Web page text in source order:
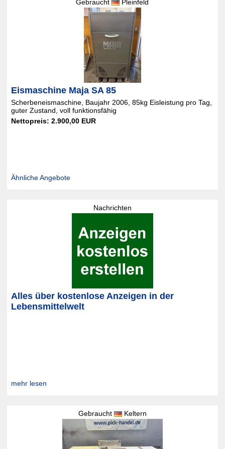
Gebraucht Pleinfeld
Eismaschine Maja SA 85
Scherbeneismaschine, Baujahr 2006, 85kg Eisleistung pro Tag,
guter Zustand, voll funktionsfähig
Nettopreis: 2.900,00 EUR
Ähnliche Angebote
Nachrichten
Alles über kostenlose Anzeigen in der
Lebensmittelwelt
mehr lesen
Gebraucht Keltern